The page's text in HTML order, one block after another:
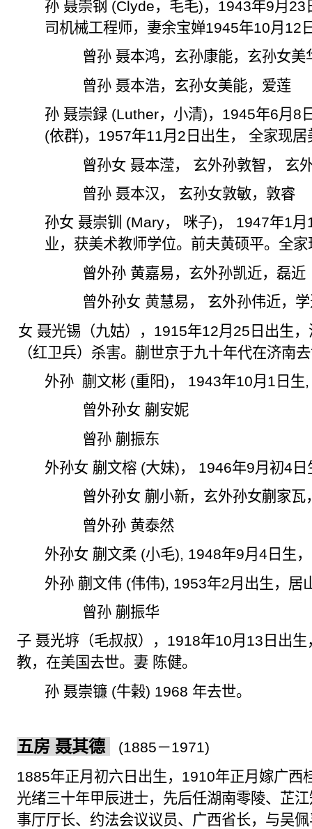
孙 聂崇钢 (Clyde，毛毛)， 1943年9月 23
司机械工程师，妻余宝婵1945年10月 12
曾孙 聂本鸿，玄孙康能，玄孙女美
曾孙 聂本浩，玄孙女美能，爱莲
孙 聂崇録 (Luther，小清)， 1945年6月 8
(依群)， 1957年11月 2 日出生， 全家现居
曾孙女 聂本滢， 玄外孙敦智， 玄
曾孙 聂本汉， 玄孙女敦敏， 敦睿
孙女 聂崇钏
(Mary， 咪子)， 1947年1月
业，获美术教师学位。前夫黄硕平。全
曾外孙 黄嘉易，玄外孙凯近，磊近
曾外孙女 黄慧易， 玄外孙伟近，
女 聂光锡（九姑）， 1915年12月 25 日出生
（红卫兵）杀害。蒯世京于九十年代在济南
外孙 蒯文彬 (重阳)， 1943年10月 1 日生
曾外孙女 蒯安妮
曾孙 蒯振东
外孙女 蒯文榕 (大妹)， 1946年9月初4 日
曾外孙女 蒯小新，玄外孙女蒯家瓦
曾外孙 黄泰然
外孙女 蒯文柔 (小毛), 1948年9月4 日生，
外孙 蒯文伟 (伟伟), 1953年2月出生，居
曾孙 蒯振华
子 聂光垿 （毛叔叔）， 1918年10月 13 日出
教，在美国去世。妻 陈健。
孙 聂崇镰 (牛榖) 1968 年去世。
五房 聂其德 (1885－1971)
1885年正月初六日出生， 1910年正月嫁广西
光绪三十年甲辰进士，先后任湖南零陵、芷
事厅厅长、约法会议议员、广西省长，与吴